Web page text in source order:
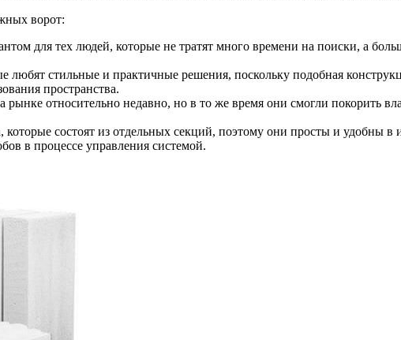
ворот:
для тех людей, которые не тратят много времени на поиски, а
любят стильные и практичные решения, поскольку подобная
пространства.
относительно недавно, но в то же время они смогли покорить
состоят из отдельных секций, поэтому они просты и удобны в
в процессе управления системой.